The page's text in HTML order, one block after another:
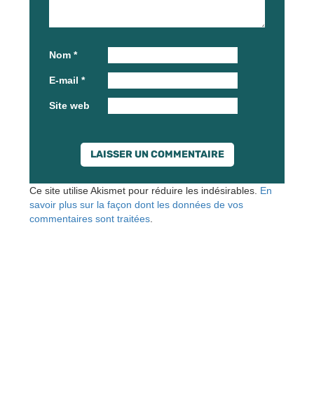
Nom *
E-mail *
Site web
Ce site utilise Akismet pour réduire les indésirables. En
savoir plus sur la façon dont les données de vos
commentaires sont traitées